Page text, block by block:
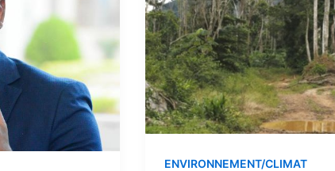
ENVIRONNEMENT/CLIMAT